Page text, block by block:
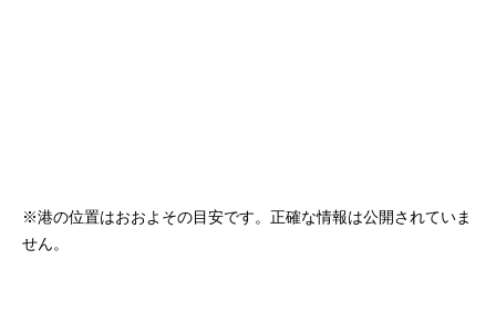
※港の位置はおおよその目安です。正確な情報は公開されていま
せん。